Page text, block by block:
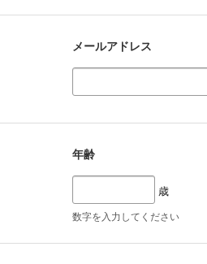
メールアドレス
年齢
歳
数字を入力してください